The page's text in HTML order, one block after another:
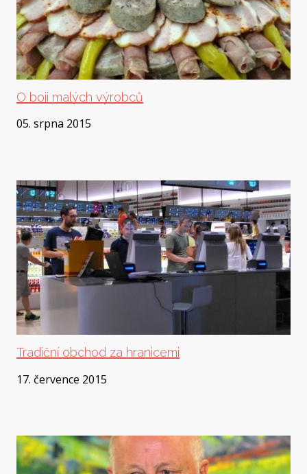
O boji malých výrobců
05. srpna 2015
Tradiční obchod za hranicemi
17. července 2015